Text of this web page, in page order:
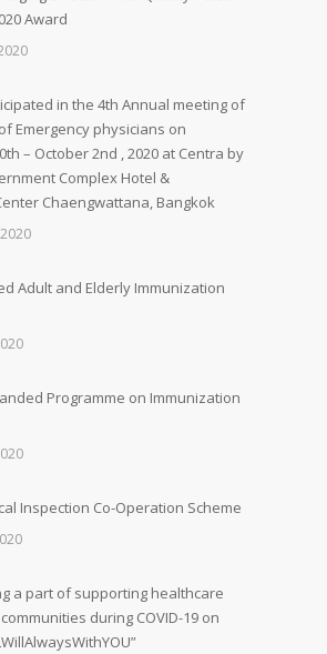
Award
in the 4th Annual meeting of
Emergency physicians on
– October 2nd , 2020 at Centra by
Complex Hotel &
Chaengwattana, Bangkok
Adult and Elderly Immunization
Programme on Immunization
Inspection Co-Operation Scheme
a part of supporting healthcare
during COVID-19 on